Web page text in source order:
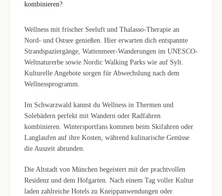
kombinieren?
Wellness mit frischer Seeluft und Thalasso-Therapie an
Nord- und Ostsee genießen. Hier erwarten dich entspannte
Strandspaziergänge, Wattenmeer-Wanderungen im UNESCO-
Weltnaturerbe sowie Nordic Walking Parks wie auf Sylt.
Kulturelle Angebote sorgen für Abwechslung nach dem
Wellnessprogramm.
Im Schwarzwald kannst du Wellness in Thermen und
Solebädern perfekt mit Wandern oder Radfahren
kombinieren. Wintersportfans kommen beim Skifahren oder
Langlaufen auf ihre Kosten, während kulinarische Genüsse
die Auszeit abrunden.
Die Altstadt von München begeistert mit der prachtvollen
Residenz und dem Hofgarten. Nach einem Tag voller Kultur
laden zahlreiche Hotels zu Kneippanwendungen oder